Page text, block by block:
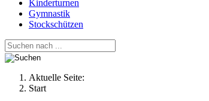
Kinderturnen
Gymnastik
Stockschützen
Aktuelle Seite:
Start